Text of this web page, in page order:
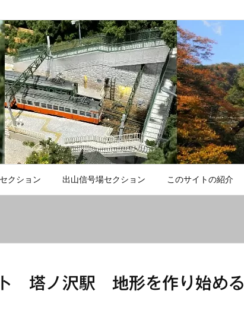
クション 出山信号場セクション このサイトの紹介
塔ノ沢駅 地形を作り始める